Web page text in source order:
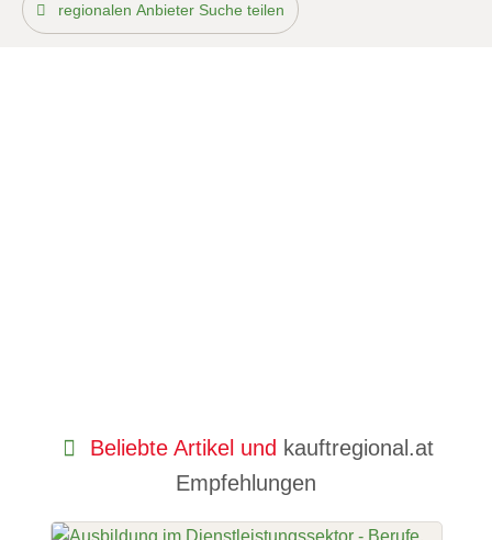
regionalen Anbieter Suche teilen
Beliebte Artikel und kauftregional.at
Empfehlungen